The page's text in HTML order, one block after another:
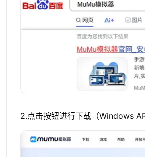
2.点击按钮进行下载（Windows